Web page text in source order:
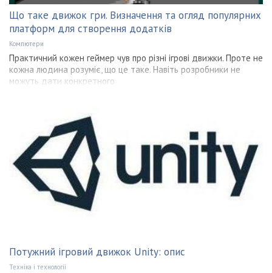
Що таке движок гри. Визначення та огляд популярних
платформ для створення додатків
Компютери
Практичний кожен геймер чув про різні ігрові движки. Проте не
кожна людина розуміє, що це таке. Навіть розробники не
можуть дати конкретного
Потужний ігровий движок Unity: опис
Техніка і технології